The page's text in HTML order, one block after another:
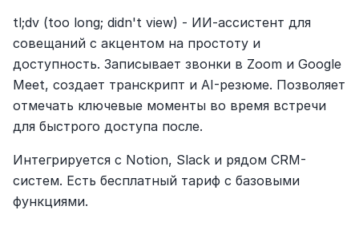
tl;dv (too long; didn't view) - ИИ-ассистент для
совещаний с акцентом на простоту и
доступность. Записывает звонки в Zoom и Google
Meet, создает транскрипт и AI-резюме. Позволяет
отмечать ключевые моменты во время встречи
для быстрого доступа после.
Интегрируется с Notion, Slack и рядом CRM-
систем. Есть бесплатный тариф с базовыми
функциями.